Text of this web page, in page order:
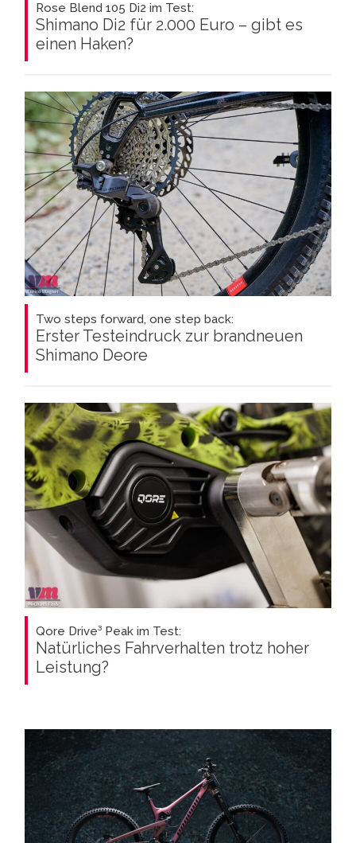
Rose Blend 105 Di2 im Test:
Shimano Di2 für 2.000 Euro – gibt es
einen Haken?
Two steps forward, one step back:
Erster Testeindruck zur brandneuen
Shimano Deore
Qore Drive³ Peak im Test:
Natürliches Fahrverhalten trotz hoher
Leistung?